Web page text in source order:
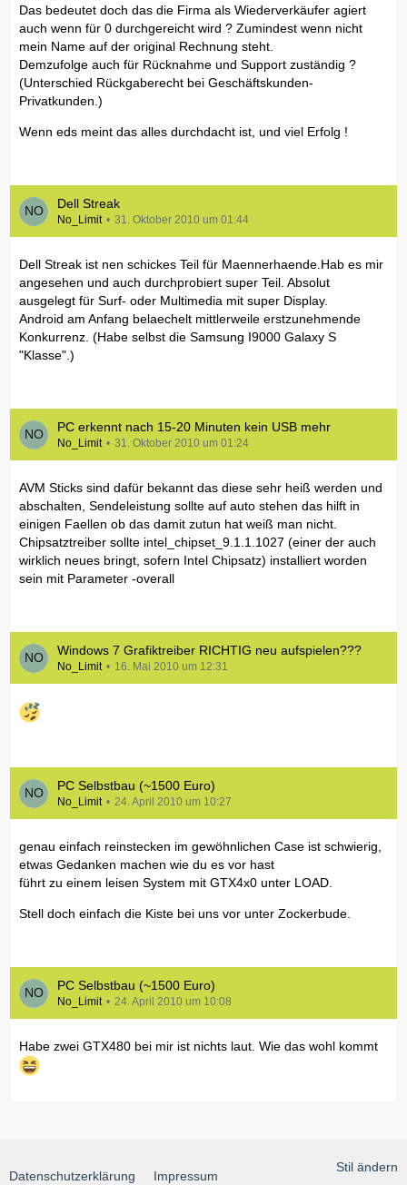
Das bedeutet doch das die Firma als Wiederverkäufer agiert
auch wenn für 0 durchgereicht wird ? Zumindest wenn nicht
mein Name auf der original Rechnung steht.
Demzufolge auch für Rücknahme und Support zuständig ?
(Unterschied Rückgaberecht bei Geschäftskunden-
Privatkunden.)
Wenn eds meint das alles durchdacht ist, und viel Erfolg !
Dell Streak
No_Limit 31. Oktober 2010 um 01:44
Dell Streak ist nen schickes Teil für Maennerhaende.Hab es mir
angesehen und auch durchprobiert super Teil. Absolut
ausgelegt für Surf- oder Multimedia mit super Display.
Android am Anfang belaechelt mittlerweile erstzunehmende
Konkurrenz. (Habe selbst die Samsung I9000 Galaxy S
"Klasse".)
PC erkennt nach 15-20 Minuten kein USB mehr
No_Limit 31. Oktober 2010 um 01:24
AVM Sticks sind dafür bekannt das diese sehr heiß werden und
abschalten, Sendeleistung sollte auf auto stehen das hilft in
einigen Faellen ob das damit zutun hat weiß man nicht.
Chipsatztreiber sollte intel_chipset_9.1.1.1027 (einer der auch
wirklich neues bringt, sofern Intel Chipsatz) installiert worden
sein mit Parameter -overall
Windows 7 Grafiktreiber RICHTIG neu aufspielen???
No_Limit 16. Mai 2010 um 12:31
PC Selbstbau (~1500 Euro)
No_Limit 24. April 2010 um 10:27
genau einfach reinstecken im gewöhnlichen Case ist schwierig,
etwas Gedanken machen wie du es vor hast
führt zu einem leisen System mit GTX4x0 unter LOAD.
Stell doch einfach die Kiste bei uns vor unter Zockerbude.
PC Selbstbau (~1500 Euro)
No_Limit 24. April 2010 um 10:08
Habe zwei GTX480 bei mir ist nichts laut. Wie das wohl kommt
Stil ändern
Datenschutzerklärung Impressum